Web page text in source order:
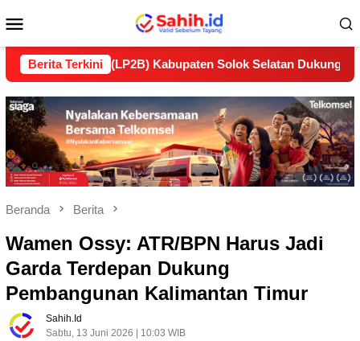
ke
Mobile
Berita Terkini
(LP2B) Kabupaten Solok Selatan Dukung Ketahanan
Beranda Berita
Wamen Ossy: ATR/BPN Harus Jadi
Garda Terdepan Dukung
Pembangunan Kalimantan Timur
Sahih.id
Sabtu, 13 Juni 2026 | 10:03 WIB